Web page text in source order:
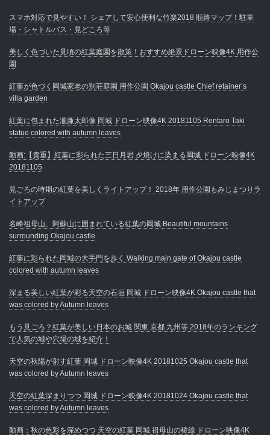
スマホ対応で見やすい！ シェアして安心便利な竹楽2018 順路マップ！駐車
場・シャトルバス・見どころ等
美しく色づいた見頃の紅葉庭園を散策！おすすめ絶景ドローン映像4K 用作公
園
紅葉が色づく岡城家老の別荘庭園 用作公園 Okajou castle Chief retainer’s
villa garden
紅葉に包まれた瀧廉太郎像 岡城 ドローン映像4K 20181105 Rentaro Taki
statue colored with autumn leaves
動画:【貴重】紅葉に彩られた三日月岩 夕焼けに染まる岡城 ドローン映像4K
20181105
見ごろの時期の紅葉を美しくライトアップ！ 2018年 用作公園もみじまつりラ
イトアップ
名峰祖母山、阿蘇山に囲まれている紅葉の岡城 Beautiful mountains
surrounding Okajou castle
紅葉に彩られた岡城の大手門を歩く Walking main gate of Okajou castle
colored with autumn leaves
深まる美しい紅葉が彩る天空の石垣 岡城 ドローン映像4K Okajou castle that
was colored by Autumn leaves
もう見ごろ？紅葉が美しい日本のお城 関東 京都 九州等 2018年のランキング
で人気の城や穴場の城を紹介！
天空の秋陽が射す紅葉 岡城 ドローン映像4K 20181025 Okajou castle that
was colored by Autumn leaves
天空の紅葉深まりつつ 岡城 ドローン映像4K 20181024 Okajou castle that
was colored by Autumn leaves
動画：秋の色彩を深めつつ 天空の紅葉 岡城 祖母山の稜線 ドローン映像4K